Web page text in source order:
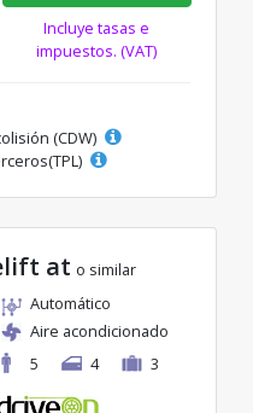
Incluye tasas e
impuestos. (VAT)
(CDW)
at o similar
Automático
Aire acondicionado
5
4 3